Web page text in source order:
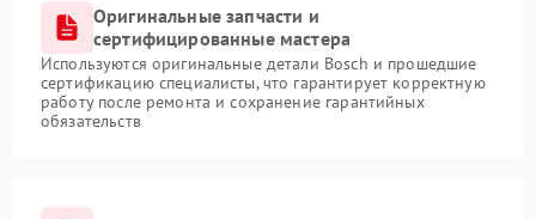
Оригинальные запчасти и
сертифицированные мастера
Используются оригинальные детали Bosch и прошедшие
сертификацию специалисты, что гарантирует корректную
работу после ремонта и сохранение гарантийных
обязательств